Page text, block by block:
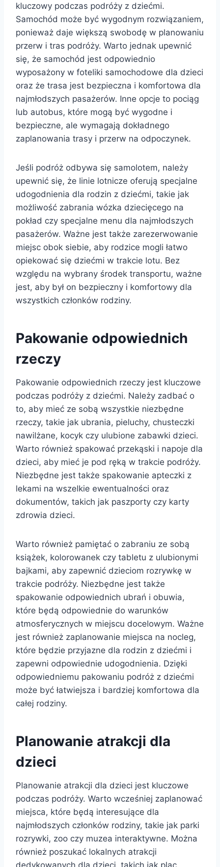
kluczowy podczas podróży z dziećmi.
Samochód może być wygodnym rozwiązaniem,
ponieważ daje większą swobodę w planowaniu
przerw i tras podróży. Warto jednak upewnić
się, że samochód jest odpowiednio
wyposażony w foteliki samochodowe dla dzieci
oraz że trasa jest bezpieczna i komfortowa dla
najmłodszych pasażerów. Inne opcje to pociąg
lub autobus, które mogą być wygodne i
bezpieczne, ale wymagają dokładnego
zaplanowania trasy i przerw na odpoczynek.
Jeśli podróż odbywa się samolotem, należy
upewnić się, że linie lotnicze oferują specjalne
udogodnienia dla rodzin z dziećmi, takie jak
możliwość zabrania wózka dziecięcego na
pokład czy specjalne menu dla najmłodszych
pasażerów. Ważne jest także zarezerwowanie
miejsc obok siebie, aby rodzice mogli łatwo
opiekować się dziećmi w trakcie lotu. Bez
względu na wybrany środek transportu, ważne
jest, aby był on bezpieczny i komfortowy dla
wszystkich członków rodziny.
Pakowanie odpowiednich
rzeczy
Pakowanie odpowiednich rzeczy jest kluczowe
podczas podróży z dziećmi. Należy zadbać o
to, aby mieć ze sobą wszystkie niezbędne
rzeczy, takie jak ubrania, pieluchy, chusteczki
nawilżane, kocyk czy ulubione zabawki dzieci.
Warto również spakować przekąski i napoje dla
dzieci, aby mieć je pod ręką w trakcie podróży.
Niezbędne jest także spakowanie apteczki z
lekami na wszelkie ewentualności oraz
dokumentów, takich jak paszporty czy karty
zdrowia dzieci.
Warto również pamiętać o zabraniu ze sobą
książek, kolorowanek czy tabletu z ulubionymi
bajkami, aby zapewnić dzieciom rozrywkę w
trakcie podróży. Niezbędne jest także
spakowanie odpowiednich ubrań i obuwia,
które będą odpowiednie do warunków
atmosferycznych w miejscu docelowym. Ważne
jest również zaplanowanie miejsca na nocleg,
które będzie przyjazne dla rodzin z dziećmi i
zapewni odpowiednie udogodnienia. Dzięki
odpowiedniemu pakowaniu podróż z dziećmi
może być łatwiejsza i bardziej komfortowa dla
całej rodziny.
Planowanie atrakcji dla
dzieci
Planowanie atrakcji dla dzieci jest kluczowe
podczas podróży. Warto wcześniej zaplanować
miejsca, które będą interesujące dla
najmłodszych członków rodziny, takie jak parki
rozrywki, zoo czy muzea interaktywne. Można
również poszukać lokalnych atrakcji
dedykowanych dla dzieci, takich jak plac